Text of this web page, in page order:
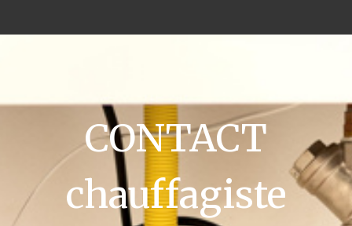
CONTACT
chauffagiste